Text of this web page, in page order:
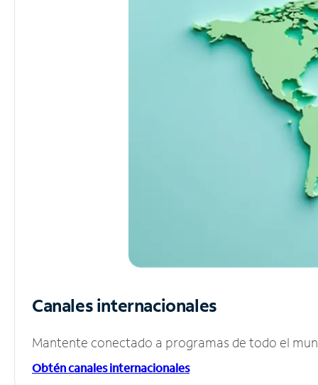
Canales internacionales
Mantente conectado a programas de todo el
Obtén canales internacionales